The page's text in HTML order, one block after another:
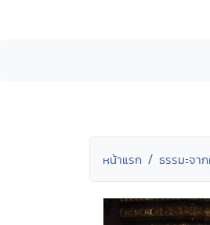
หน้าแรก ธรรมะจา